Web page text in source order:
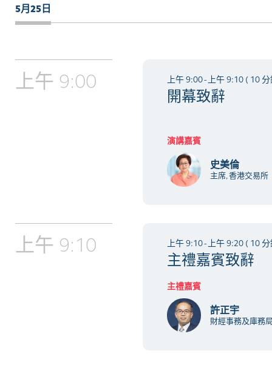
5月25日
上午 9:00 上午 9:00 - 上午 9:10 ( 10
開幕致辭
演講嘉賓
史美倫
主席, 香港交易所
上午 9:10 上午 9:10 - 上午 9:20 ( 10
主禮嘉賓致辭
主禮嘉賓
許正宇
財經事務及庫務